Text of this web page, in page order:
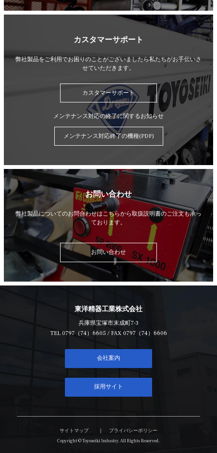
カスタマーサポート
弊社製品をご利用でお困りのことがございましたら私たちがお手伝いさ
せていただきます。
カスタマーサポート
メンテナンス対応の終了に関するお知らせ
メンテナンス対応終了の機種(PDF)
お問い合わせ
弊社製品についてのお問合わせはこちらから取扱説明書のご注文も承っ
ております。
お問い合わせ
東洋精器工業株式会社
兵庫県宝塚市末成町7-3
TEL 0797（74）6605 / FAX 0797（74）6606
会社案内
採用サイト
サイトマップ
プライバシーポリシー
Copyright © Toyoseiki Industry. All Rights Reserved.